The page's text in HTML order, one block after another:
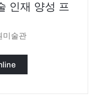
인재 양성 프
미술관